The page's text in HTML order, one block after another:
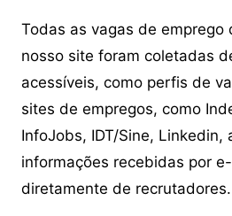
Todas as vagas de emprego
nosso site foram coletadas
acessíveis, como perfis de
sites de empregos, como
InfoJobs, IDT/Sine, Linkedin,
informações recebidas por
diretamente de recrutadores.